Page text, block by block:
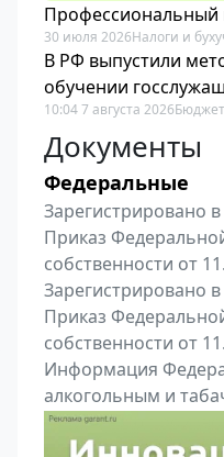
Профессиональный
30 июля 2026Налоги и
В РФ выпустили
обучении
10:04 7 августа 2026
Документы
Федеральные
Зарегистрировано
Приказ
собственности от
Зарегистрировано
Приказ
собственности от
Информация
алкогольным и
"Вниманию
Все федеральные